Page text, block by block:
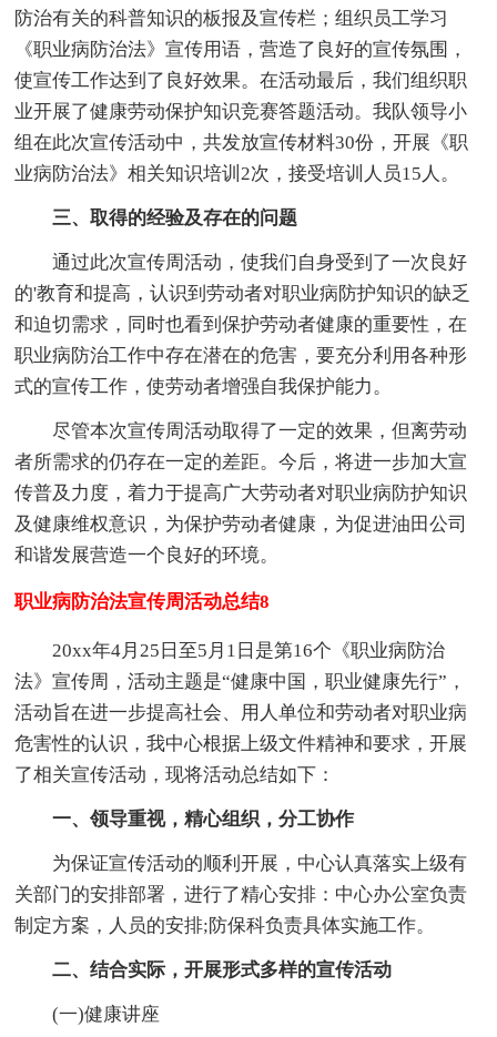
防治有关的科普知识的板报及宣传栏；组织员工学习
《职业病防治法》宣传用语，营造了良好的宣传氛围，
使宣传工作达到了良好效果。在活动最后，我们组织职
业开展了健康劳动保护知识竞赛答题活动。我队领导小
组在此次宣传活动中，共发放宣传材料30份，开展《职
业病防治法》相关知识培训2次，接受培训人员15人。
三、取得的经验及存在的问题
通过此次宣传周活动，使我们自身受到了一次良好
的'教育和提高，认识到劳动者对职业病防护知识的缺乏
和迫切需求，同时也看到保护劳动者健康的重要性，在
职业病防治工作中存在潜在的危害，要充分利用各种形
式的宣传工作，使劳动者增强自我保护能力。
尽管本次宣传周活动取得了一定的效果，但离劳动
者所需求的仍存在一定的差距。今后，将进一步加大宣
传普及力度，着力于提高广大劳动者对职业病防护知识
及健康维权意识，为保护劳动者健康，为促进油田公司
和谐发展营造一个良好的环境。
职业病防治法宣传周活动总结8
20xx年4月25日至5月1日是第16个《职业病防治
法》宣传周，活动主题是“健康中国，职业健康先行”，
活动旨在进一步提高社会、用人单位和劳动者对职业病
危害性的认识，我中心根据上级文件精神和要求，开展
了相关宣传活动，现将活动总结如下：
一、领导重视，精心组织，分工协作
为保证宣传活动的顺利开展，中心认真落实上级有
关部门的安排部署，进行了精心安排：中心办公室负责
制定方案，人员的安排;防保科负责具体实施工作。
二、结合实际，开展形式多样的宣传活动
(一)健康讲座